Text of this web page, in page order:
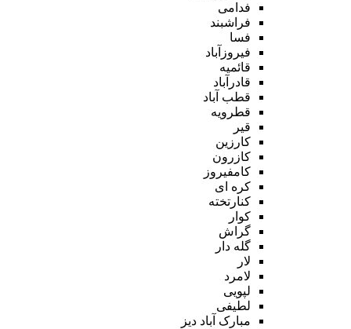
فدامی
فراشبند
فسا
فیروزآباد
قائمیه
قادرآباد
قطب آباد
قطرویه
قیر
کارزین
کازرون
کامفیروز
کره ای
کنارتخته
کوار
گراش
گله دار
لار
لامرد
لپویی
لطیفی
مبارک آباد دیز